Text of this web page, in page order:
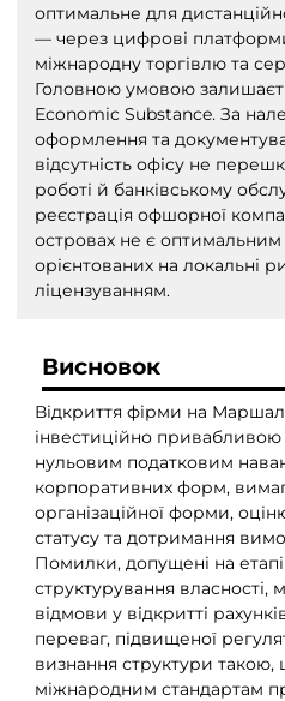
оптимальне для
— через цифрові
міжнародну торгівлю та
Головною умовою
Economic Substance. За
оформлення та
відсутність офісу не
роботі й банківському
реєстрація офшорної
островах не є оптимальним
орієнтованих на локальні
ліцензуванням.
Висновок
Відкриття фірми на
інвестиційно
нульовим податковим
корпоративних форм,
організаційної форми,
статусу та дотримання
Помилки, допущені на етапі
структурування
відмови у відкритті
переваг, підвищеної
визнання структури такою,
міжнародним стандартам